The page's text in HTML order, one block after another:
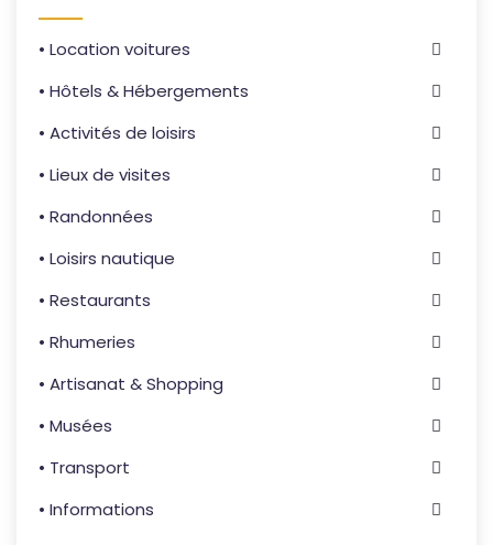
• Location voitures
• Hôtels & Hébergements
• Activités de loisirs
• Lieux de visites
• Randonnées
• Loisirs nautique
• Restaurants
• Rhumeries
• Artisanat & Shopping
• Musées
• Transport
• Informations